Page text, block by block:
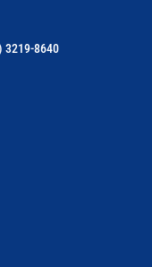
3219-8640